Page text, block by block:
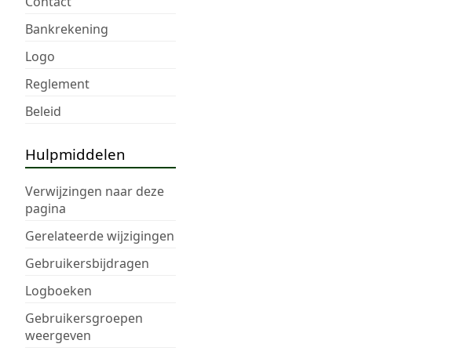
Bankrekening
Logo
Reglement
Beleid
Hulpmiddelen
Verwijzingen naar deze
pagina
Gerelateerde wijzigingen
Gebruikersbijdragen
Logboeken
Gebruikersgroepen
weergeven